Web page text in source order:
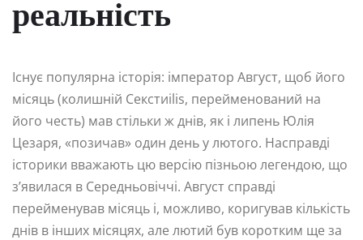
реальність
Існує популярна історія: імператор Август, щоб його
місяць (колишній Секстиilis, перейменований на
його честь) мав стільки ж днів, як і липень Юлія
Цезаря, «позичав» один день у лютого. Насправді
історики вважають цю версію пізньою легендою, що
з’явилася в Середньовіччі. Август справді
перейменував місяць і, можливо, коригував кількість
днів в інших місяцях, але лютий був коротким ще за